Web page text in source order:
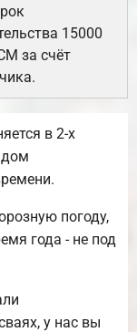
15000
за счёт
в 2-х
дом
погоду,
года - не под
у нас вы